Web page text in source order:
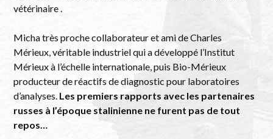
vétérinaire .
Micha très proche collaborateur et ami de Charles
Mérieux, véritable industriel qui a développé l’Institut
Mérieux à l’échelle internationale, puis Bio-Mérieux
producteur de réactifs de diagnostic pour laboratoires
d’analyses. Les premiers rapports avec les partenaires
russes à l’époque stalinienne ne furent pas de tout
repos…